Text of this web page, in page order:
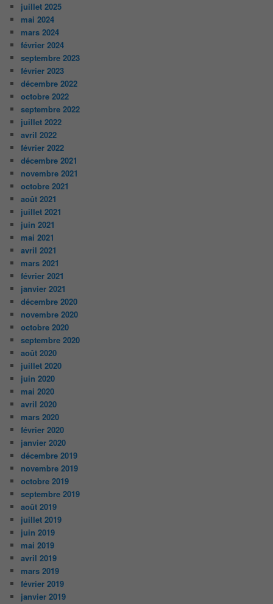
juillet 2025
mai 2024
mars 2024
février 2024
septembre 2023
février 2023
décembre 2022
octobre 2022
septembre 2022
juillet 2022
avril 2022
février 2022
décembre 2021
novembre 2021
octobre 2021
août 2021
juillet 2021
juin 2021
mai 2021
avril 2021
mars 2021
février 2021
janvier 2021
décembre 2020
novembre 2020
octobre 2020
septembre 2020
août 2020
juillet 2020
juin 2020
mai 2020
avril 2020
mars 2020
février 2020
janvier 2020
décembre 2019
novembre 2019
octobre 2019
septembre 2019
août 2019
juillet 2019
juin 2019
mai 2019
avril 2019
mars 2019
février 2019
janvier 2019